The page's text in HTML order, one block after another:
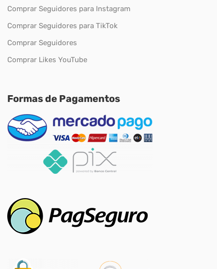
Comprar Seguidores para Instagram
Comprar Seguidores para TikTok
Comprar Seguidores
Comprar Likes YouTube
Formas de Pagamentos